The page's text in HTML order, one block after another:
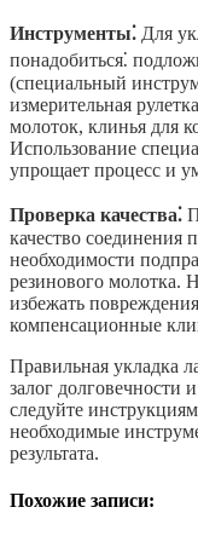
Инструменты⁚ Для
понадобиться⁚
(специальный
измерительная
молоток, клинья для
Использование
упрощает процесс и
Проверка качества⁚
качество соединения
необходимости
резинового молотка.
избежать
компенсационные
Правильная укладка
залог долговечности
следуйте
необходимые
результата.
Похожие записи: